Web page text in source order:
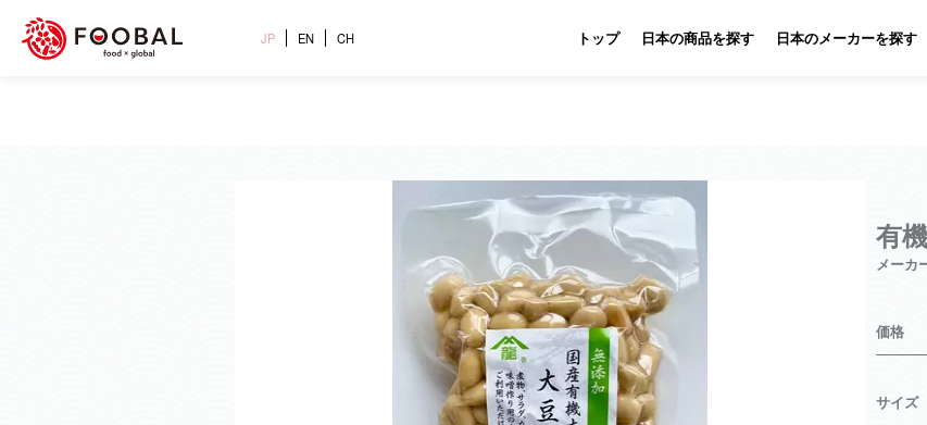
JP EN CH トップ 日本の商品を探す 日本のメーカーを探す
有
メーカ
価格
サイズ